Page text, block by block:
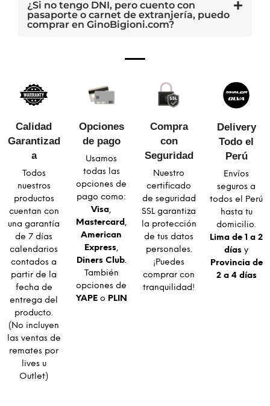
¿Si no tengo DNI, pero cuento con
pasaporte o carnet de extranjería, puedo
comprar en GinoBigioni.com?
Calidad
Garantizad
a​
Todos
nuestros
productos
cuentan con
una garantía
de 7 días
calendarios
contados a
partir de la
fecha de
entrega del
producto.
(No incluyen
las ventas de
remates por
lives u
Outlet)
Opciones
de pago
Usamos
todas las
opciones de
pago como:
Visa,
Mastercard,
American
Express,
Diners Club.
También
opciones de
YAPEo PLIN
Compra
con
Seguridad​
Nuestro
certificado
de seguridad
SSL garantiza
la protección
de tus datos
personales.
¡Puedes
comprar con
tranquilidad!
Delivery
Todo el
Perú
Envíos
seguros a
todos el Perú
hasta tu
domicilio.
Lima de 1 a 2
días y
Provincia de
2 a 4 días